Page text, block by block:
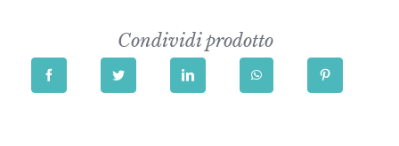
Condividi prodotto